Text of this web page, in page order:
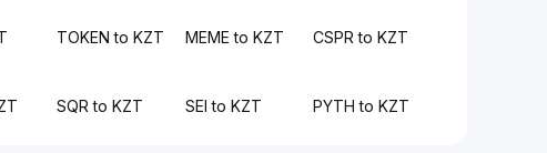
TOKEN to KZT MEME to KZT CSPR to KZT
SQR to KZT SEI to KZT PYTH to KZT